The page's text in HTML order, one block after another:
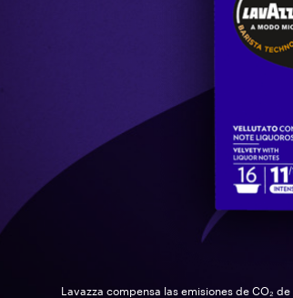
Lavazza compensa las emisiones de CO₂